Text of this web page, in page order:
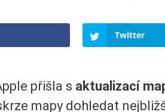
Twitter
přišla s aktualizací
mapy dohledat